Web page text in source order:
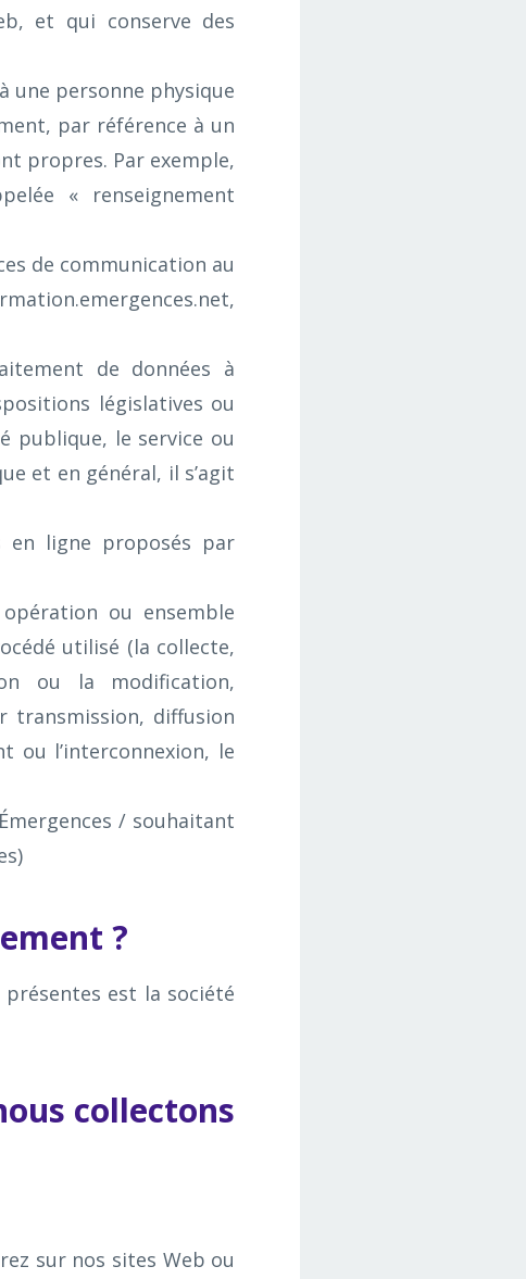
et qui conserve des
une personne physique
par référence à un
propres. Par exemple,
« renseignement
de communication au
de données à
législatives ou
publique, le service ou
et en général, il s’agit
en ligne proposés par
ou ensemble
utilisé (la collecte,
ou la modification,
transmission, diffusion
ou l’interconnexion, le
/ souhaitant
?
est la société
collectons
sur nos sites Web ou